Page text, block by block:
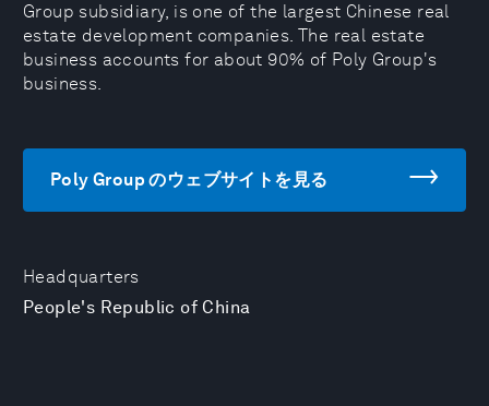
Headquarters
People's Republic of China
Group subsidiary, is one of the largest Chinese real
estate development companies. The real estate
business accounts for about 90% of Poly Group's
business.
Poly Group のウェブサイトを見る